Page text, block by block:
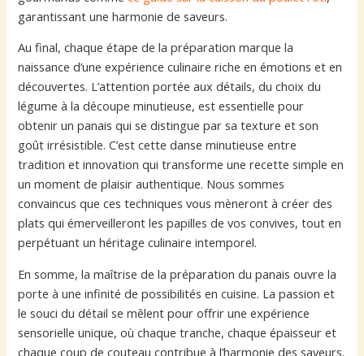
garantissant une harmonie de saveurs.
Au final, chaque étape de la préparation marque la
naissance d’une expérience culinaire riche en émotions et en
découvertes. L’attention portée aux détails, du choix du
légume à la découpe minutieuse, est essentielle pour
obtenir un panais qui se distingue par sa texture et son
goût irrésistible. C’est cette danse minutieuse entre
tradition et innovation qui transforme une recette simple en
un moment de plaisir authentique. Nous sommes
convaincus que ces techniques vous mèneront à créer des
plats qui émerveilleront les papilles de vos convives, tout en
perpétuant un héritage culinaire intemporel.
En somme, la maîtrise de la préparation du panais ouvre la
porte à une infinité de possibilités en cuisine. La passion et
le souci du détail se mêlent pour offrir une expérience
sensorielle unique, où chaque tranche, chaque épaisseur et
chaque coup de couteau contribue à l’harmonie des saveurs.